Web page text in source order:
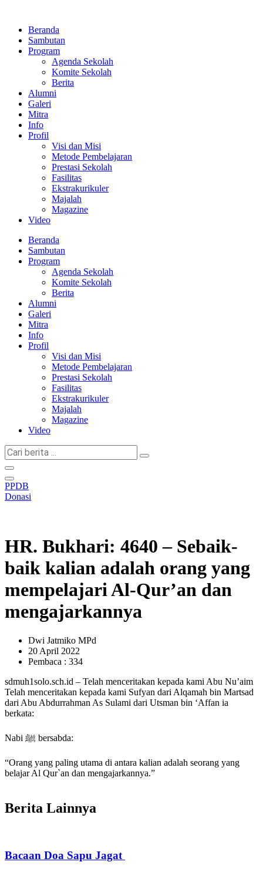
kontenBeranda
Sambutan
Program
Agenda Sekolah
Komite Sekolah
Berita
Alumni
Galeri
Mitra
Info
Profil
Visi dan Misi
Metode Pembelajaran
Prestasi Sekolah
Fasilitas
Ekstrakurikuler
Majalah
Magazine
Video
Beranda
Sambutan
Program
Agenda Sekolah
Komite Sekolah
Berita
Alumni
Galeri
Mitra
Info
Profil
Visi dan Misi
Metode Pembelajaran
Prestasi Sekolah
Fasilitas
Ekstrakurikuler
Majalah
Magazine
Video
Cari
berita
...
PPDB
Donasi
HR. Bukhari: 4640 – Sebaik-
baik kalian adalah orang yang
mempelajari Al-Qur’an dan
mengajarkannya
Dwi Jatmiko MPd
20 April 2022
Pembaca : 334
sdmuh1solo.sch.id – Telah menceritakan kepada kami Abu Nu’aim
Telah menceritakan kepada kami Sufyan dari Alqamah bin Martsad
dari Abu Abdurrahman As Sulami dari Utsman bin ‘Affan ia
berkata:
Nabi ﷺ bersabda:
“Orang yang paling utama di antara kalian adalah seorang yang
belajar Al Qur`an dan mengajarkannya.”
Berita Lainnya
Bacaan Doa Sapu Jagat